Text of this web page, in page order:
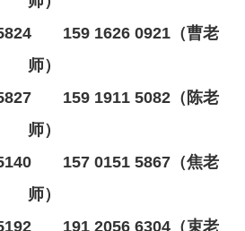
159 1626 0921（曹老
师）
159 1911 5082（陈老
师）
157 0151 5867（焦老
师）
191 2056 6304（束老